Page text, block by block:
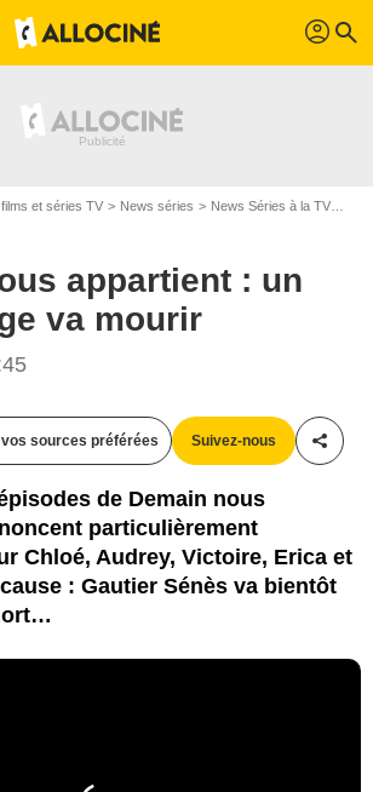
profil search
et séries TV News séries News Séries à la TV
appartient : un
va mourir
sources préférées Suivez-nous
de Demain nous
particulièrement
Chloé, Audrey, Victoire, Erica et
: Gautier Sénès va bientôt